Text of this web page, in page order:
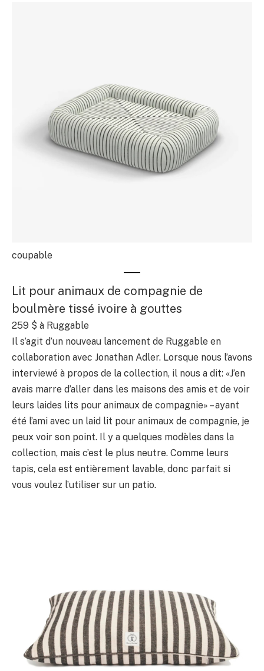
coupable
Lit pour animaux de compagnie de
boulmère tissé ivoire à gouttes
259 $ à Ruggable
Il s’agit d’un nouveau lancement de Ruggable en
collaboration avec Jonathan Adler. Lorsque nous l’avons
interviewé à propos de la collection, il nous a dit: «J’en
avais marre d’aller dans les maisons des amis et de voir
leurs laides lits pour animaux de compagnie» – ayant
été l’ami avec un laid lit pour animaux de compagnie, je
peux voir son point. Il y a quelques modèles dans la
collection, mais c’est le plus neutre. Comme leurs
tapis, cela est entièrement lavable, donc parfait si
vous voulez l’utiliser sur un patio.